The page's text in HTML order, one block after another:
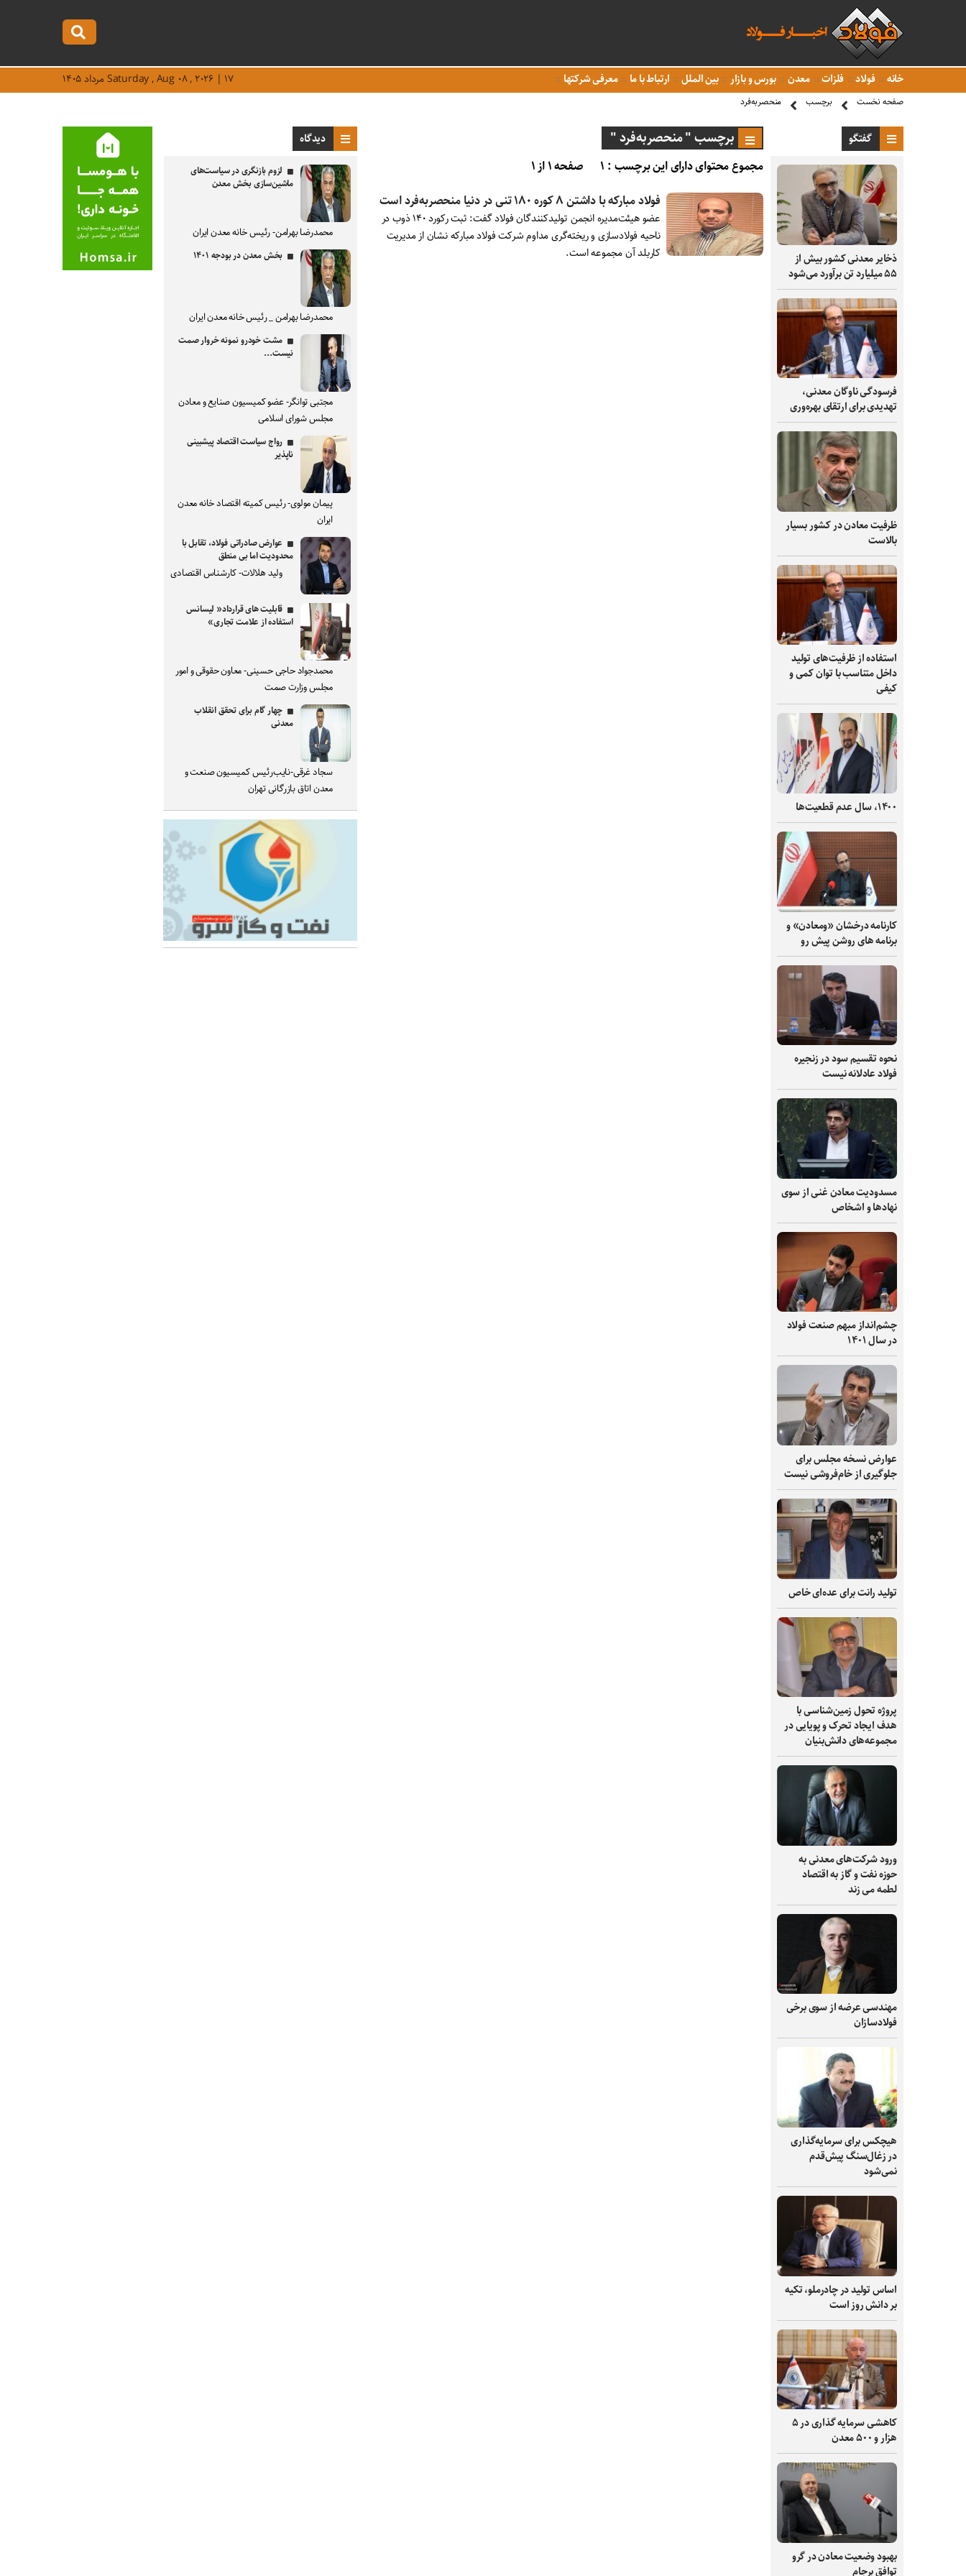
خانه فولاد فلزات معدن بورس و بازار بین الملل ارتباط با ما معرفی شرکتها Saturday , Aug ۰۸ , ۲۰۲۶ | ۱۷ مرداد ۱۴۰۵
صفحه نخست برچسب منحصربه‌فرد
گفتگو
ذخایر معدنی کشور بیش از
۵۵ میلیارد تن برآورد می‌شود
فرسودگی ناوگان معدنی،
تهدیدی برای ارتقای بهره‌وری
ظرفیت‌ معادن در کشور بسیار
بالاست
استفاده از ظرفیت‌های تولید
داخل متناسب با توان کمی و
کیفی
۱۴۰۰، سال عدم قطعیت‌ها
کارنامه درخشان «ومعادن» و
برنامه های روشن پیش رو
نحوه تقسیم سود در زنجیره
فولاد عادلانه نیست
مسدودیت معادن غنی از سوی
نهادها و اشخاص
چشم‌انداز مبهم صنعت فولاد
در سال ۱۴۰۱
عوارض نسخه مجلس برای
جلوگیری از خام‌فروشی نیست
تولید رانت برای عده‌ای خاص
پروژه تحول زمین‌شناسی با
هدف ایجاد تحرک و پویایی در
مجموعه‌های دانش‌بنیان
ورود شرکت‌های معدنی به
حوزه نفت و گاز به اقتصاد
لطمه می زند
مهندسی عرضه از سوی برخی
فولادسازان
هیچکس برای سرمایه‌گذاری
در زغال‌سنگ پیش‌قدم
نمی‌شود
اساس تولید در چادرملو، تکیه
بر دانش‌ روز است
کاهشی سرمایه گذاری در ۵
هزار و ۵۰۰ معدن
بهبود وضعیت معادن در گرو
توافق برجام
برچسب " منحصربه‌فرد "
مجموع محتوای دارای این برچسب : ۱
صفحه ۱ از ۱
فولاد مبارکه با داشتن ۸ کوره ۱۸۰ تنی در دنیا منحصربه‌فرد است
عضو هیئت‌مدیره انجمن تولیدکنندگان فولاد گفت: ثبت رکورد ۱۴۰ ذوب در
ناحیه فولادسازی و ریخته‌گری مداوم شرکت فولاد مبارکه نشان از مدیریت
کاربلد آن مجموعه است.
دیدگاه
لزوم بازنگری در سیاست‌های
ماشین‌سازی بخش معدن
محمدرضا بهرامن- رئیس خانه معدن ایران
بخش معدن در بودجه ۱۴۰۱
محمدرضا بهرامن _ رئیس خانه معدن ایران
مشت خودرو نمونه خروار صمت
نیست...
مجتبی توانگر- عضو کمیسیون صنایع و معادن
مجلس شورای اسلامی
رواج سیاست اقتصاد پیشبینی
ناپذیر
پیمان مولوی- رئیس کمیته اقتصاد خانه معدن
ایران
عوارض صادراتی فولاد، تقابل با
محدودیت اما بی منطق
ولید هلالات- کارشناس اقتصادی
قابلیت های قرارداد« لیسانس
استفاده از علامت تجاری»
محمدجواد حاجی حسینی- معاون حقوقی و امور
مجلس وزارت صمت
چهار گام برای تحقق انقلاب
معدنی
سجاد غرقی-نایب‌رئیس کمیسیون صنعت و
معدن اتاق بازرگانی تهران